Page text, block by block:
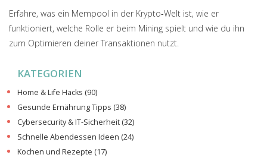
Erfahre, was ein Mempool in der Krypto‑Welt ist, wie er
funktioniert, welche Rolle er beim Mining spielt und wie du ihn
zum Optimieren deiner Transaktionen nutzt.
KATEGORIEN
Home & Life Hacks (90)
Gesunde Ernährung Tipps (38)
Cybersecurity & IT-Sicherheit (32)
Schnelle Abendessen Ideen (24)
Kochen und Rezepte (17)